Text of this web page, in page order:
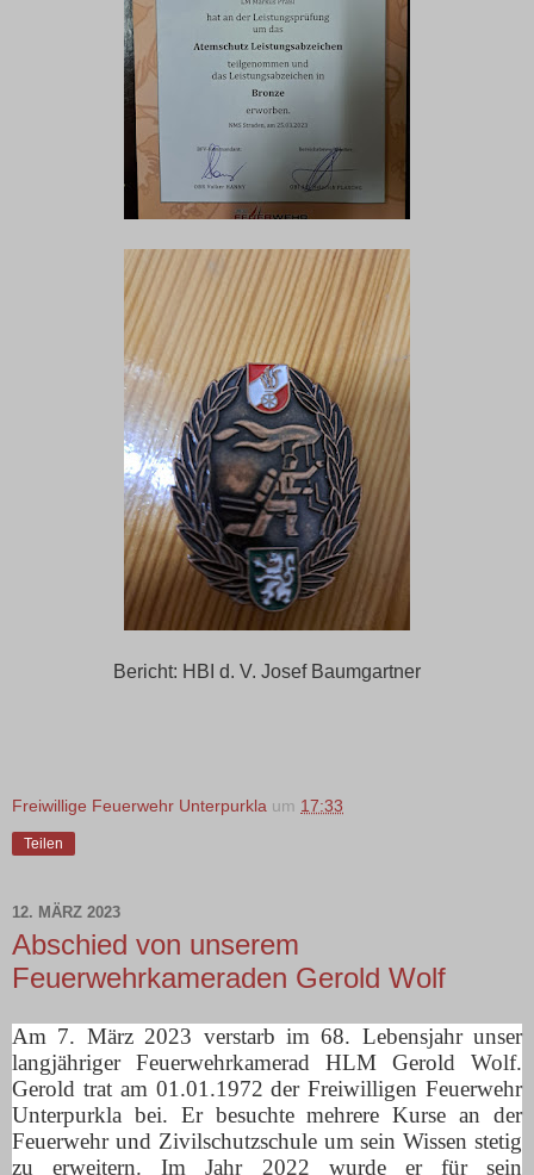
Bericht: HBI d. V. Josef Baumgartner
Freiwillige Feuerwehr Unterpurkla um 17:33
Teilen
12. MÄRZ 2023
Abschied von unserem
Feuerwehrkameraden Gerold Wolf
Am 7. März 2023 verstarb im 68. Lebensjahr unser
langjähriger Feuerwehrkamerad HLM Gerold Wolf.
Gerold trat am 01.01.1972 der Freiwilligen Feuerwehr
Unterpurkla bei. Er besuchte mehrere Kurse an der
Feuerwehr und Zivilschutzschule um sein Wissen stetig
zu erweitern. Im Jahr 2022 wurde er für sein